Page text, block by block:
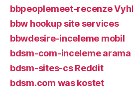
bbpeoplemeet-recenze
bbw hookup site services
bbwdesire-inceleme mobil
bdsm-com-inceleme arama
bdsm-sites-cs Reddit
bdsm.com was kostet